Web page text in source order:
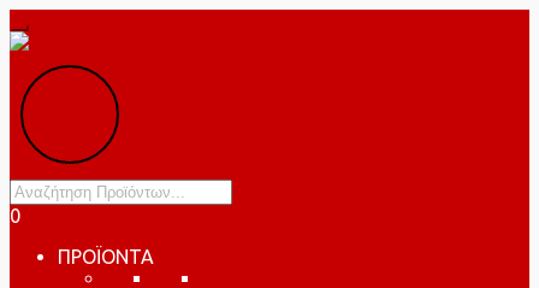
Products
search
0
ΠΡΟΪΟΝΤΑ